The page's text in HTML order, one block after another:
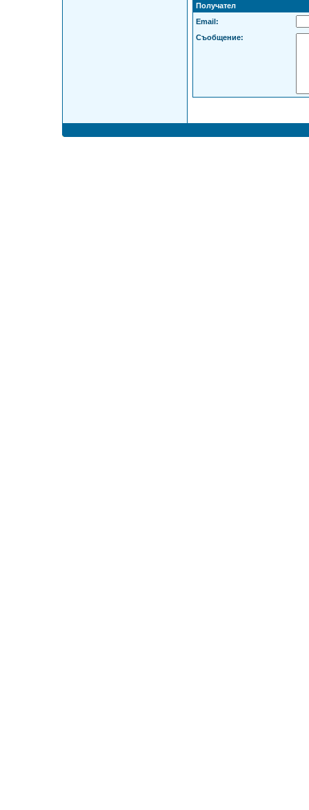
Получател
Email:
Съобщение: